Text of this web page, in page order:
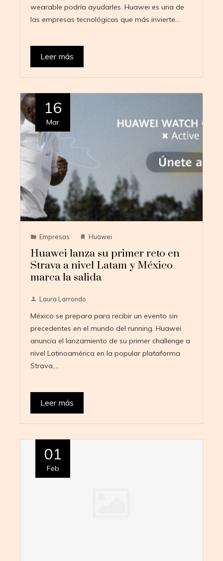
wearable podría ayudarles. Huawei es una de
las empresas tecnológicas que más invierte…
Leer más
16
Mar
Empresas Huawei
Huawei lanza su primer reto en
Strava a nivel Latam y México
marca la salida
Laura Larrondo
México se prepara para recibir un evento sin
precedentes en el mundo del running. Huawei
anuncia el lanzamiento de su primer challenge a
nivel Latinoamérica en la popular plataforma
Strava,…
Leer más
01
Feb